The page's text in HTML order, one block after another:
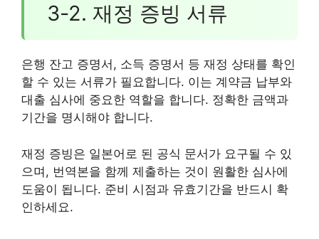
3-2. 재정 증빙 서류
은행 잔고 증명서, 소득 증명서 등 재정 상태를 확인
할 수 있는 서류가 필요합니다. 이는 계약금 납부와
대출 심사에 중요한 역할을 합니다. 정확한 금액과
기간을 명시해야 합니다.
재정 증빙은 일본어로 된 공식 문서가 요구될 수 있
으며, 번역본을 함께 제출하는 것이 원활한 심사에
도움이 됩니다. 준비 시점과 유효기간을 반드시 확
인하세요.